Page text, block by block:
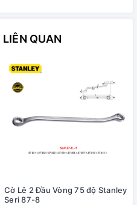
QUAN
Cờ Lê 2 Đầu Vòng 75 độ Stanley
Seri 87-8